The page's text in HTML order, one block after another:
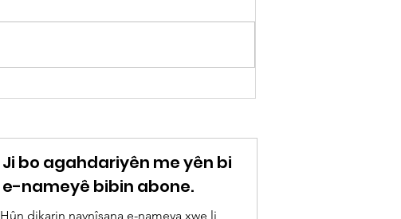
Ji hêla Wîcdana Ciwan
Lîstokê ya ‘Çîroka
Nasnameyê
Ji bo agahdariyên me yên bi
e-nameyê bibin abone.
Hûn dikarin navnîşana e-nameya xwe li